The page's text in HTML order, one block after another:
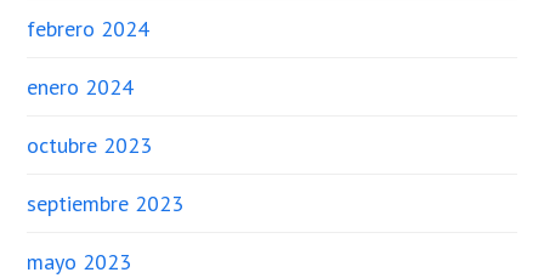
febrero 2024
enero 2024
octubre 2023
septiembre 2023
mayo 2023